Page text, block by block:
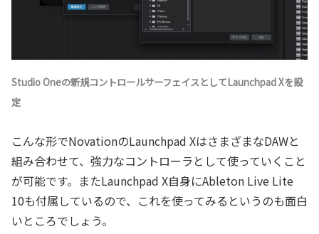
Studio Oneの新規コントロールサーフェイスとしてLaunchpad Xを設
定
こんな形でNovationのLaunchpad XはさまざまなDAWと
組み合わせて、強力なコントローラとして使っていくこと
が可能です。またLaunchpad X自身にAbleton Live Lite
10も付属しているので、これを使ってみるというのも面白
いところでしょう。